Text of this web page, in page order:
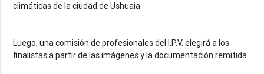
climáticas de la ciudad de Ushuaia.
Luego, una comisión de profesionales del I.P.V. elegirá a los
finalistas a partir de las imágenes y la documentación remitida.